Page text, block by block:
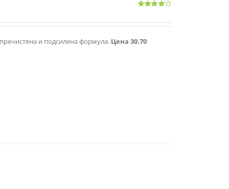
и подсилена формула. Цена 30.70